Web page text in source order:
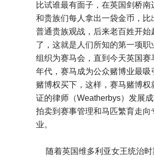
比试谁最有面子，在英国剑桥
和贵族们每人拿出一袋金币，
普通贵族观战，后来老百姓开
了，这就是人们所知的第一项
组织为赛马会，直到今天英国
年代，赛马成为公众赌博业最
赌博权买下，这样，赛马赌博
证的律师（Weatherbys）发展
拍卖到赛事管理和马匹繁育走
业。
随着英国维多利亚女王统治